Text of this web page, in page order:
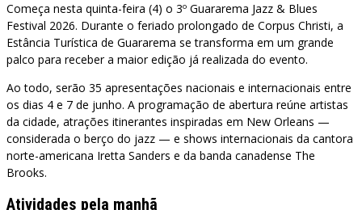
Começa nesta quinta-feira (4) o 3º Guararema Jazz & Blues
Festival 2026. Durante o feriado prolongado de Corpus Christi, a
Estância Turística de Guararema se transforma em um grande
palco para receber a maior edição já realizada do evento.
Ao todo, serão 35 apresentações nacionais e internacionais entre
os dias 4 e 7 de junho. A programação de abertura reúne artistas
da cidade, atrações itinerantes inspiradas em New Orleans —
considerada o berço do jazz — e shows internacionais da cantora
norte-americana Iretta Sanders e da banda canadense The
Brooks.
Atividades pela manhã